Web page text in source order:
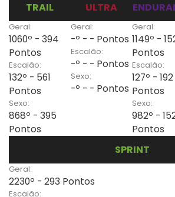
TRAIL
Geral:
1060º - 394
Pontos
Escalão:
132º - 561
Pontos
Sexo:
868º - 395
Pontos
ULTRA
Geral:
-º - - Pontos
Escalão:
-º - - Pontos
Sexo:
-º - - Pontos
Geral:
1149º -
Pontos
Escalão:
127º - 192
Pontos
Sexo:
982º -
Pontos
SPRINT
Geral:
2230º - 293 Pontos
Escalão: